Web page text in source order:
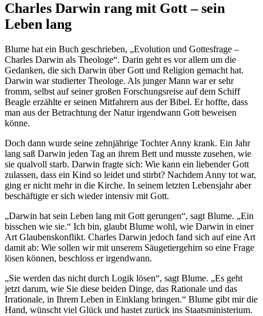
Charles Darwin rang mit Gott – sein
Leben lang
Blume hat ein Buch geschrieben, „Evolution und Gottesfrage –
Charles Darwin als Theologe“. Darin geht es vor allem um die
Gedanken, die sich Darwin über Gott und Religion gemacht hat.
Darwin war studierter Theologe. Als junger Mann war er sehr
fromm, selbst auf seiner großen Forschungsreise auf dem Schiff
Beagle erzählte er seinen Mitfahrern aus der Bibel. Er hoffte, dass
man aus der Betrachtung der Natur irgendwann Gott beweisen
könne.
Doch dann wurde seine zehnjährige Tochter Anny krank. Ein Jahr
lang saß Darwin jeden Tag an ihrem Bett und musste zusehen, wie
sie qualvoll starb. Darwin fragte sich: Wie kann ein liebender Gott
zulassen, dass ein Kind so leidet und stirbt? Nachdem Anny tot war,
ging er nicht mehr in die Kirche. In seinem letzten Lebensjahr aber
beschäftigte er sich wieder intensiv mit Gott.
„Darwin hat sein Leben lang mit Gott gerungen“, sagt Blume. „Ein
bisschen wie sie.“ Ich bin, glaubt Blume wohl, wie Darwin in einer
Art Glaubenskonflikt. Charles Darwin jedoch fand sich auf eine Art
damit ab: Wie sollen wir mit unserem Säugetiergehirn so eine Frage
lösen können, beschloss er irgendwann.
„Sie werden das nicht durch Logik lösen“, sagt Blume. „Es geht
jetzt darum, wie Sie diese beiden Dinge, das Rationale und das
Irrationale, in Ihrem Leben in Einklang bringen.“ Blume gibt mir die
Hand, wünscht viel Glück und hastet zurück ins Staatsministerium.